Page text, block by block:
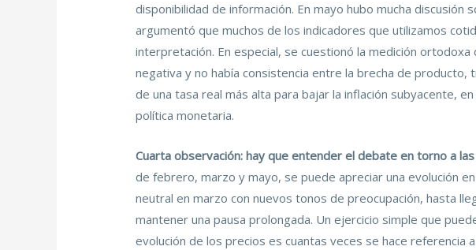
disponibilidad de información. En mayo hubo mucha
argumentó que muchos de los indicadores que utilizamos
interpretación. En especial, se cuestionó la medición
negativa y no había consistencia entre la brecha de producto,
de una tasa real más alta para bajar la inflación subyacente,
política monetaria.
Cuarta observación: hay que entender el debate en torno a
de febrero, marzo y mayo, se puede apreciar una evolución
neutral en marzo con nuevos tonos de preocupación, hasta
mantener una pausa prolongada. Un ejercicio simple que
evolución de los precios es cuantas veces se hace referencia